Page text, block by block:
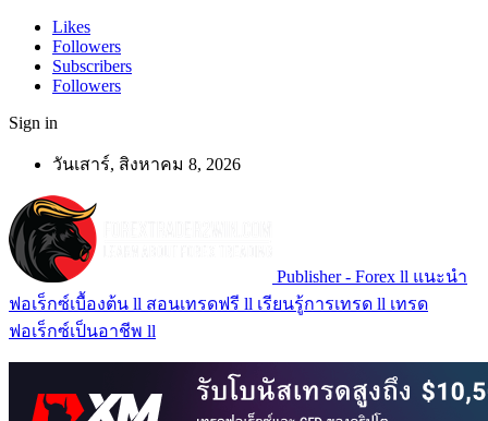
Likes
Followers
Subscribers
Followers
Sign in
วันเสาร์, สิงหาคม 8, 2026
Publisher - Forex ll แนะนำ
ฟอเร็กซ์เบื้องต้น ll สอนเทรดฟรี ll เรียนรู้การเทรด ll เทรด
ฟอเร็กซ์เป็นอาชีพ ll